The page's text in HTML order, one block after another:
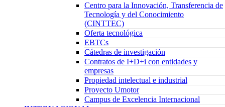
Centro para la Innovación, Transferencia de
Tecnología y del Conocimiento
(CINTTEC)
Oferta tecnológica
EBTCs
Cátedras de investigación
Contratos de I+D+i con entidades y
empresas
Propiedad intelectual e industrial
Proyecto Umotor
Campus de Excelencia Internacional